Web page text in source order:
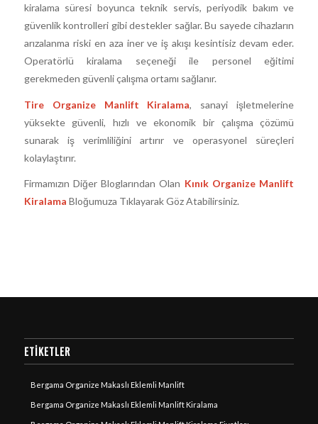
kiralama süresi boyunca teknik servis, periyodik bakım ve
güvenlik kontrolleri gibi destekler sağlar. Bu sayede cihazların
arızalanma riski en aza iner ve iş akışı kesintisiz devam eder.
Operatörlü kiralama seçeneği ile personel eğitimi
gerekmeden güvenli çalışma ortamı sağlanır.
Tire Organize Manlift Kiralama, sanayi işletmelerine
yüksekte güvenli, hızlı ve ekonomik bir çalışma çözümü
sunarak iş verimliliğini artırır ve operasyonel süreçleri
kolaylaştırır.
Firmamızın Diğer Bloglarından Olan Kınık Organize Manlift
Kiralama Bloğumuza Tıklayarak Göz Atabilirsiniz.
ETIKETLER
Bergama Organize Makaslı Eklemli Manlift
Bergama Organize Makaslı Eklemli Manlift Kiralama